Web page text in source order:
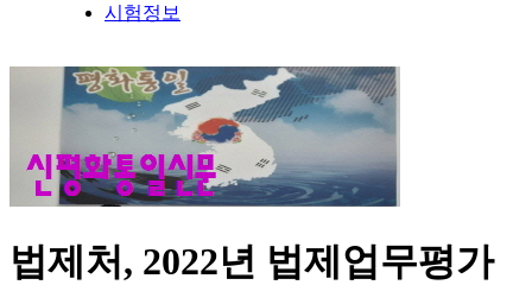
시험정보
법제처, 2022년 법제업무평가